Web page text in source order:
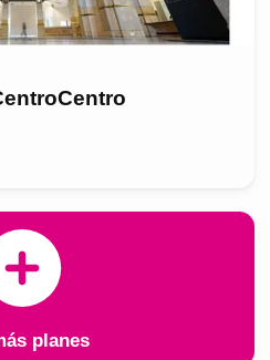
planes